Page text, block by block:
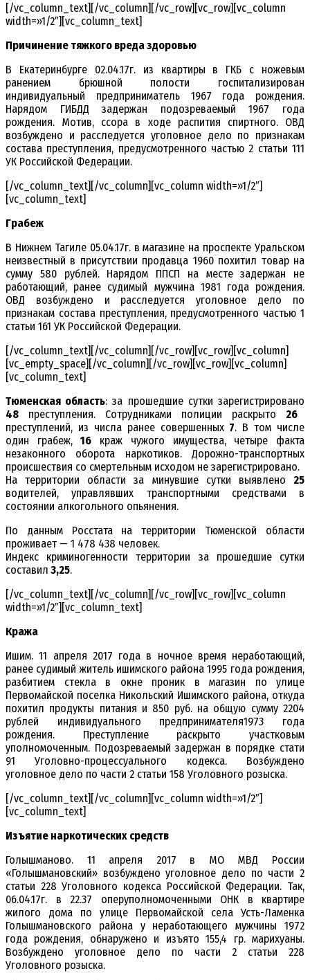
[/vc_column_text][/vc_column][/vc_row][vc_row][vc_column
width=»1/2″][vc_column_text]
Причинение тяжкого вреда здоровью
В Екатеринбурге 02.04.17г. из квартиры в ГКБ с ножевым
ранением брюшной полости госпитализирован
индивидуальный предприниматель 1967 года рождения.
Нарядом ГИБДД задержан подозреваемый 1967 года
рождения. Мотив, ссора в ходе распития спиртного. ОВД
возбуждено и расследуется уголовное дело по признакам
состава преступления, предусмотренного частью 2 статьи 111
УК Российской Федерации.
[/vc_column_text][/vc_column][vc_column width=»1/2″]
[vc_column_text]
Грабеж
В Нижнем Тагиле 05.04.17г. в магазине на проспекте Уральском
неизвестный в присутствии продавца 1960 похитил товар на
сумму 580 рублей. Нарядом ППСП на месте задержан не
работающий, ранее судимый мужчина 1981 года рождения.
ОВД возбуждено и расследуется уголовное дело по
признакам состава преступления, предусмотренного частью 1
статьи 161 УК Российской Федерации.
[/vc_column_text][/vc_column][/vc_row][vc_row][vc_column]
[vc_empty_space][/vc_column][/vc_row][vc_row][vc_column]
[vc_column_text]
Тюменская область: за прошедшие сутки зарегистрировано
48 преступления. Сотрудниками полиции раскрыто 26
преступлений, из числа ранее совершенных 7. В том числе
один грабеж,16 краж чужого имущества, четыре факта
незаконного оборота наркотиков. Дорожно-транспортных
происшествия со смертельным исходом не зарегистрировано.
На территории области за минувшие сутки выявлено 25
водителей, управлявших транспортными средствами в
состоянии алкогольного опьянения.
По данным Росстата на территории Тюменской области
проживает — 1 478 438 человек.
Индекс криминогенности территории за прошедшие сутки
составил 3,25.
[/vc_column_text][/vc_column][/vc_row][vc_row][vc_column
width=»1/2″][vc_column_text]
Кража
Ишим. 11 апреля 2017 года в ночное время неработающий,
ранее судимый житель ишимского района 1995 года рождения,
разбитием стекла в окне проник в магазин по улице
Первомайской поселка Никольский Ишимского района, откуда
похитил продукты питания и 850 руб. на общую сумму 2204
рублей индивидуального предпринимателя1973 года
рождения. Преступление раскрыто участковым
уполномоченным. Подозреваемый задержан в порядке стати
91 Уголовно-процессуального кодекса. Возбуждено
уголовное дело по части 2 статьи 158 Уголовного розыска.
[/vc_column_text][/vc_column][vc_column width=»1/2″]
[vc_column_text]
Изъятие наркотических средств
Голышманово. 11 апреля 2017 в МО МВД России
«Голышмановский» возбуждено уголовное дело по части 2
статьи 228 Уголовного кодекса Российской Федерации. Так,
06.04.17г. в 22.37 оперуполномоченными ОНК в квартире
жилого дома по улице Первомайской села Усть-Ламенка
Голышмановского района у неработающего мужчины 1972
года рождения, обнаружено и изъято 155,4 гр. марихуаны.
Возбуждено уголовное дело по части 2 статьи 228
Уголовного розыска.